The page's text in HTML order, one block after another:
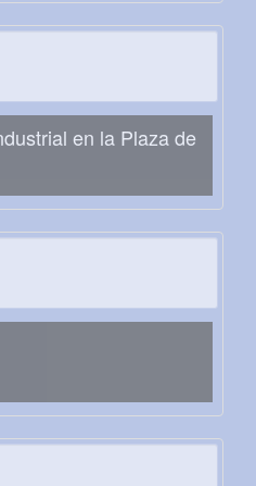
en la Plaza de